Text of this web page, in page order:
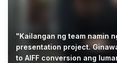
"Kailangan ng team namin
presentation project.
to AIFF conversion ang